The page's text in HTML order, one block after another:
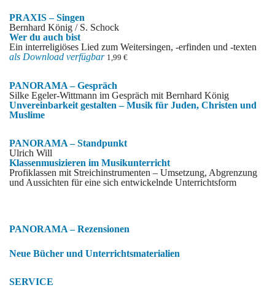
PRAXIS – Singen
Bernhard König / S. Schock
Wer du auch bist
Ein interreligiöses Lied zum Weitersingen, -erfinden und -texten
als Download verfügbar 1,99 €
PANORAMA – Gespräch
Silke Egeler-Wittmann im Gespräch mit Bernhard König
Unvereinbarkeit gestalten – Musik für Juden, Christen und
Muslime
PANORAMA – Standpunkt
Ulrich Will
Klassenmusizieren im Musikunterricht
Profiklassen mit Streichinstrumenten – Umsetzung, Abgrenzung
und Aussichten für eine sich entwickelnde Unterrichtsform
PANORAMA – Rezensionen
Neue Bücher und Unterrichtsmaterialien
SERVICE